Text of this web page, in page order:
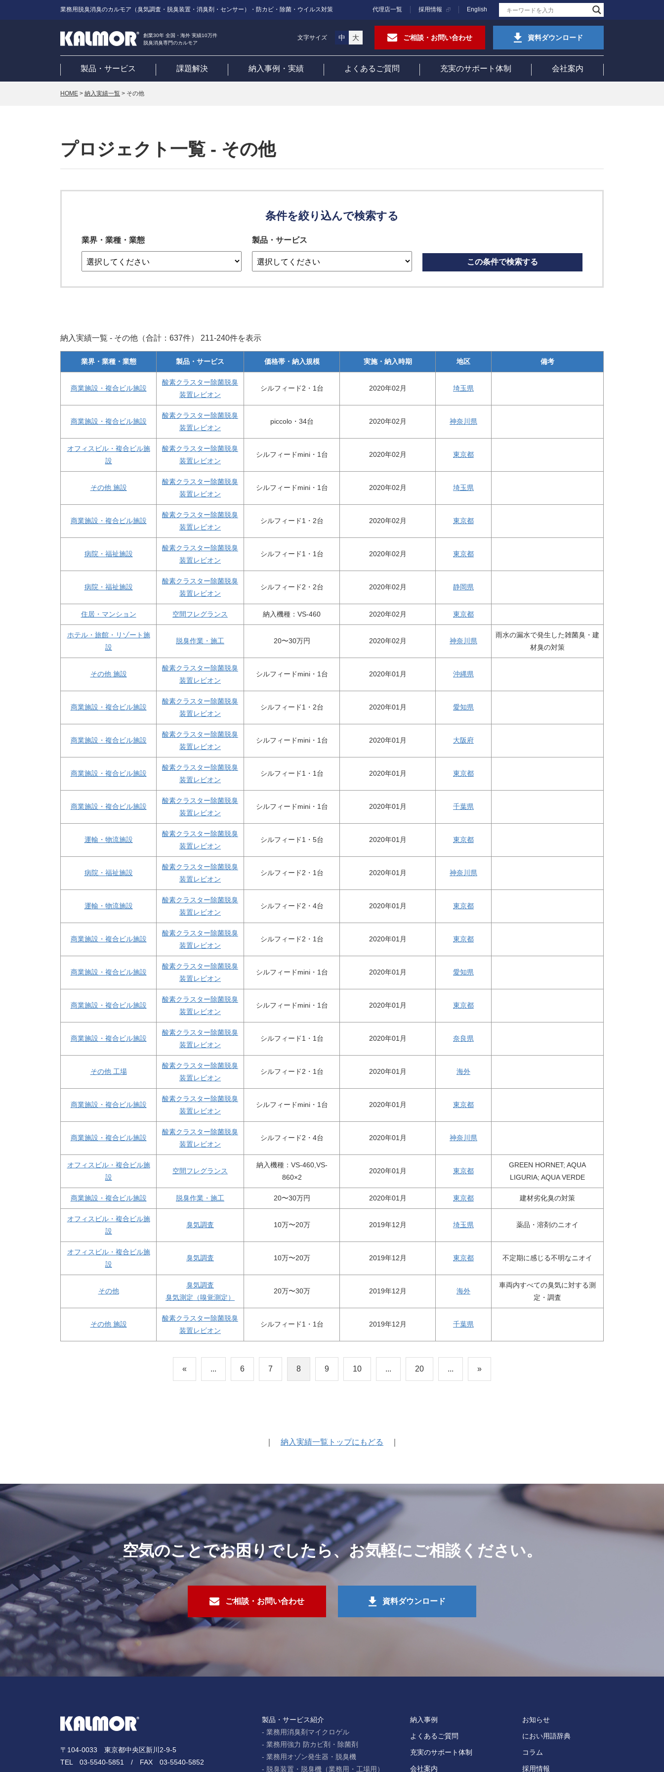
業務用脱臭消臭のカルモア（臭気調査・脱臭装置・消臭剤・センサー）・防カビ・除菌・ウイルス対策 代理店一覧 採用情報 English
創業30年 全国・海外 実績10万件
脱臭消臭専門のカルモア
文字サイズ 中 大 ご相談・お問い合わせ 資料ダウンロード
製品・サービス 課題解決 納入事例・実績 よくあるご質問 充実のサポート体制 会社案内
HOME > 納入実績一覧 > その他
プロジェクト一覧 - その他
条件を絞り込んで検索する
業界・業種・業態 製品・サービス
この条件で検索する
納入実績一覧 - その他（合計：637件） 211-240件を表示
業界・業種・業態 製品・サービス 価格帯・納入規模 実施・納入時期 地区 備考
商業施設・複合ビル施設
酸素クラスター除菌脱臭
装置レビオン
シルフィード2・1台 2020年02月 埼玉県
商業施設・複合ビル施設
酸素クラスター除菌脱臭
装置レビオン
piccolo・34台 2020年02月 神奈川県
オフィスビル・複合ビル施
設
酸素クラスター除菌脱臭
装置レビオン
シルフィードmini・1台 2020年02月 東京都
その他 施設
酸素クラスター除菌脱臭
装置レビオン
シルフィードmini・1台 2020年02月 埼玉県
商業施設・複合ビル施設
酸素クラスター除菌脱臭
装置レビオン
シルフィード1・2台 2020年02月 東京都
病院・福祉施設
酸素クラスター除菌脱臭
装置レビオン
シルフィード1・1台 2020年02月 東京都
病院・福祉施設
酸素クラスター除菌脱臭
装置レビオン
シルフィード2・2台 2020年02月 静岡県
住居・マンション 空間フレグランス 納入機種：VS-460 2020年02月 東京都
ホテル・旅館・リゾート施
設
脱臭作業・施工 20〜30万円 2020年02月 神奈川県
雨水の漏水で発生した雑菌臭・建
材臭の対策
その他 施設
酸素クラスター除菌脱臭
装置レビオン
シルフィードmini・1台 2020年01月 沖縄県
商業施設・複合ビル施設
酸素クラスター除菌脱臭
装置レビオン
シルフィード1・2台 2020年01月 愛知県
商業施設・複合ビル施設
酸素クラスター除菌脱臭
装置レビオン
シルフィードmini・1台 2020年01月 大阪府
商業施設・複合ビル施設
酸素クラスター除菌脱臭
装置レビオン
シルフィード1・1台 2020年01月 東京都
商業施設・複合ビル施設
酸素クラスター除菌脱臭
装置レビオン
シルフィードmini・1台 2020年01月 千葉県
運輸・物流施設
酸素クラスター除菌脱臭
装置レビオン
シルフィード1・5台 2020年01月 東京都
病院・福祉施設
酸素クラスター除菌脱臭
装置レビオン
シルフィード2・1台 2020年01月 神奈川県
運輸・物流施設
酸素クラスター除菌脱臭
装置レビオン
シルフィード2・4台 2020年01月 東京都
商業施設・複合ビル施設
酸素クラスター除菌脱臭
装置レビオン
シルフィード2・1台 2020年01月 東京都
商業施設・複合ビル施設
酸素クラスター除菌脱臭
装置レビオン
シルフィードmini・1台 2020年01月 愛知県
商業施設・複合ビル施設
酸素クラスター除菌脱臭
装置レビオン
シルフィードmini・1台 2020年01月 東京都
商業施設・複合ビル施設
酸素クラスター除菌脱臭
装置レビオン
シルフィード1・1台 2020年01月 奈良県
その他 工場
酸素クラスター除菌脱臭
装置レビオン
シルフィード2・1台 2020年01月 海外
商業施設・複合ビル施設
酸素クラスター除菌脱臭
装置レビオン
シルフィードmini・1台 2020年01月 東京都
商業施設・複合ビル施設
酸素クラスター除菌脱臭
装置レビオン
シルフィード2・4台 2020年01月 神奈川県
オフィスビル・複合ビル施
設
空間フレグランス
納入機種：VS-460,VS-
860×2
2020年01月 東京都
GREEN HORNET; AQUA
LIGURIA; AQUA VERDE
商業施設・複合ビル施設 脱臭作業・施工 20〜30万円 2020年01月 東京都 建材劣化臭の対策
オフィスビル・複合ビル施
設
臭気調査 10万〜20万 2019年12月 埼玉県 薬品・溶剤のニオイ
オフィスビル・複合ビル施
設
臭気調査 10万〜20万 2019年12月 東京都 不定期に感じる不明なニオイ
その他
臭気調査
臭気測定（嗅覚測定）
20万〜30万 2019年12月 海外
車両内すべての臭気に対する測
定・調査
その他 施設
酸素クラスター除菌脱臭
装置レビオン
シルフィード1・1台 2019年12月 千葉県
« ... 6 7 8 9 10 ... 20 ... »
納入実績一覧トップにもどる
空気のことでお困りでしたら、お気軽にご相談ください。
ご相談・お問い合わせ 資料ダウンロード
〒104-0033 東京都中央区新川2-9-5
TEL 03-5540-5851 / FAX 03-5540-5852
製品・サービス紹介
業務用消臭剤マイクロゲル
業務用強力 防カビ剤・除菌剤
業務用オゾン発生器・脱臭機
脱臭装置・脱臭機（業務用・工場用）
納入事例
よくあるご質問
充実のサポート体制
会社案内
お知らせ
におい用語辞典
コラム
採用情報